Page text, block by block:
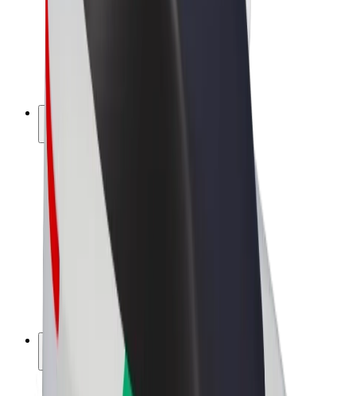
Bolt Drive
Bolt for Business
Sähköpyörät
Bolt Plus
Tienaa Boltilla
Kuljettajat
Kuljettajan ansiot
Ruokalähetit
Lähetin ansiot
Bolt Food -kauppiaat
Franchiset
Yritys